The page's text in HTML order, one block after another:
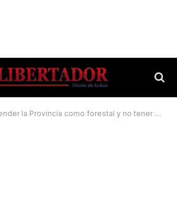
como forestal y no tener un avión hidrante como la gente»